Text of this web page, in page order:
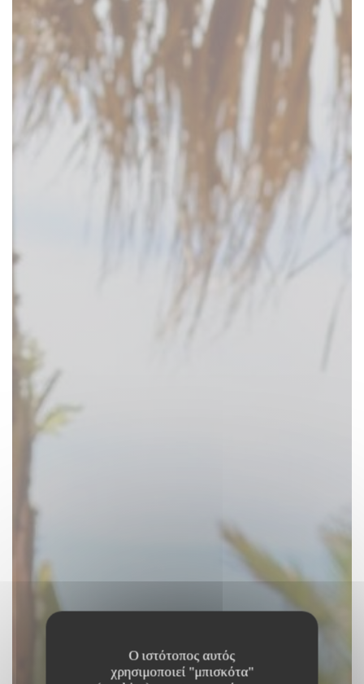
Ο ιστότοπος αυτός
χρησιμοποιεί "μπισκότα"